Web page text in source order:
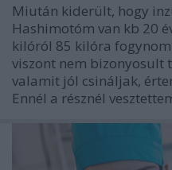
Miután kiderült, hogy
Hashimotóm van kb 20
kilóról 85 kilóra
viszont nem bizonyosult
valamit jól csináljak,
Ennél a résznél